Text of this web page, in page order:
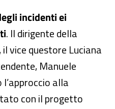
incidenti ei
. Il dirigente della
vice questore Luciana
Manuele
alla
con il progetto